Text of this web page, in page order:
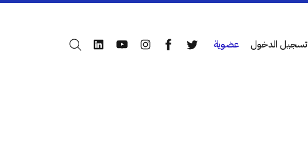
تسجيل الدخول عضوية